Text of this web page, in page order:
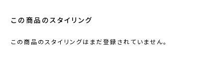
この商品のスタイリング
この商品のスタイリングはまだ登録されていません。